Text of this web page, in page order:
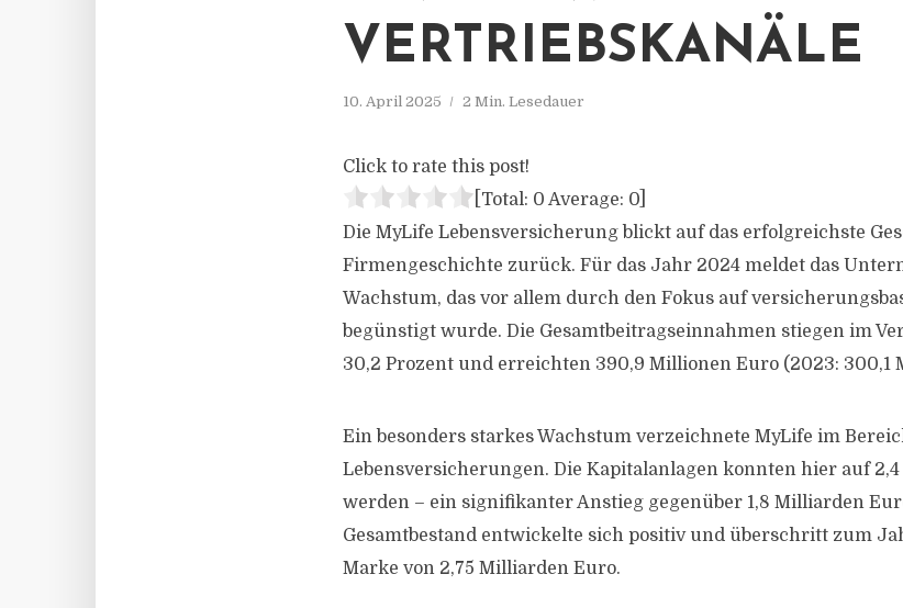
VERTRIEBSKANÄLE
10. April 2025 2 Min. Lesedauer
Click to rate this post!
[Total: 0 Average: 0
Die MyLife Lebensversicherung blickt auf das erfolgreichste
Firmengeschichte zurück. Für das Jahr 2024 meldet das
Wachstum, das vor allem durch den Fokus auf
begünstigt wurde. Die Gesamtbeitragseinnahmen stiegen im
30,2 Prozent und erreichten 390,9 Millionen Euro (2023: 300,1
Ein besonders starkes Wachstum verzeichnete MyLife im
Lebensversicherungen. Die Kapitalanlagen konnten hier auf
werden – ein signifikanter Anstieg gegenüber 1,8 Milliarden
Gesamtbestand entwickelte sich positiv und überschritt zum
Marke von 2,75 Milliarden Euro.